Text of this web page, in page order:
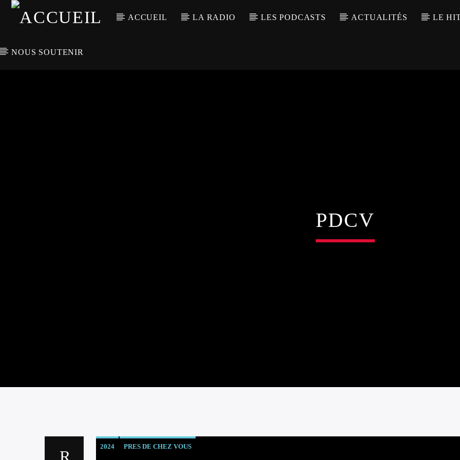
ACCUEIL LA RADIO LES PODCASTS ACTUALITÉS LE
NOUS SOUTENIR
PDCV
2024 PRES DE CHEZ VOUS